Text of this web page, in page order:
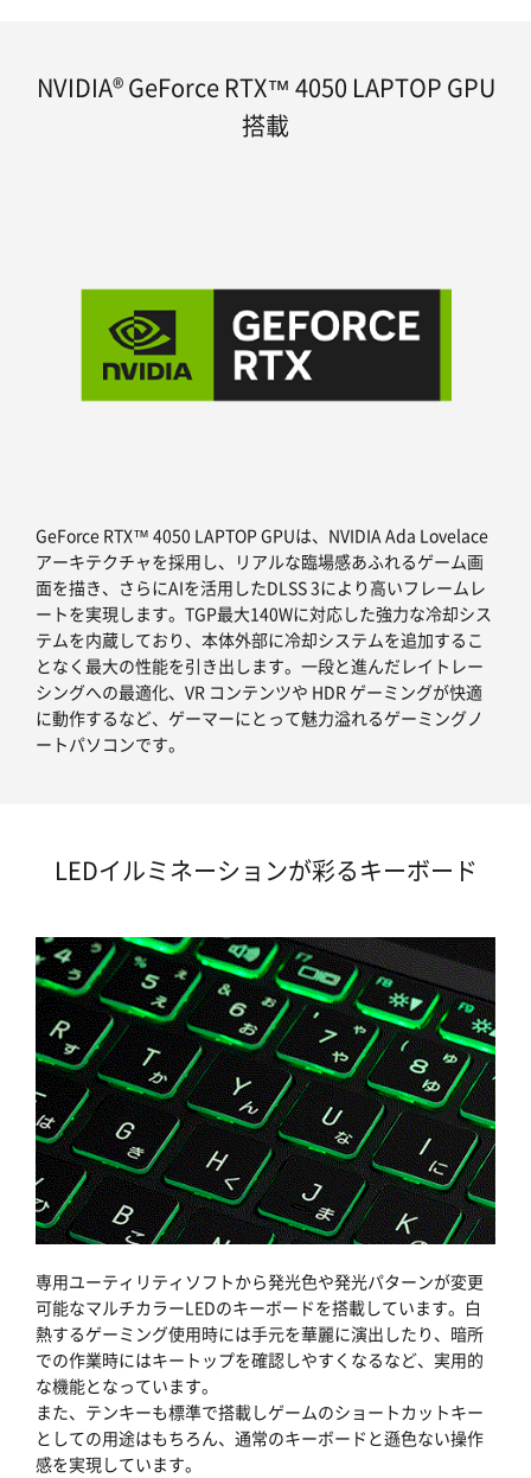
NVIDIA® GeForce RTX™ 4050 LAPTOP GPU
搭載
GeForce RTX™ 4050 LAPTOP GPUは、NVIDIA Ada Lovelace
アーキテクチャを採用し、リアルな臨場感あふれるゲーム画
面を描き、さらにAIを活用したDLSS 3により高いフレームレ
ートを実現します。TGP最大140Wに対応した強力な冷却シス
テムを内蔵しており、本体外部に冷却システムを追加するこ
となく最大の性能を引き出します。一段と進んだレイトレー
シングへの最適化、VR コンテンツや HDR ゲーミングが快適
に動作するなど、ゲーマーにとって魅力溢れるゲーミングノ
ートパソコンです。
LEDイルミネーションが彩るキーボード
専用ユーティリティソフトから発光色や発光パターンが変更
可能なマルチカラーLEDのキーボードを搭載しています。白
熱するゲーミング使用時には手元を華麗に演出したり、暗所
での作業時にはキートップを確認しやすくなるなど、実用的
な機能となっています。
また、テンキーも標準で搭載しゲームのショートカットキー
としての用途はもちろん、通常のキーボードと遜色ない操作
感を実現しています。